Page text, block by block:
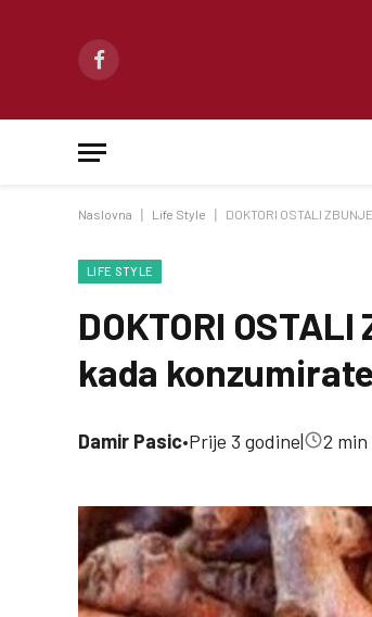
Facebook
Naslovna Life Style DOKTORI OSTALI
LIFE STYLE
DOKTORI
kada
Damir Pasic•Prije 3 godine| 2